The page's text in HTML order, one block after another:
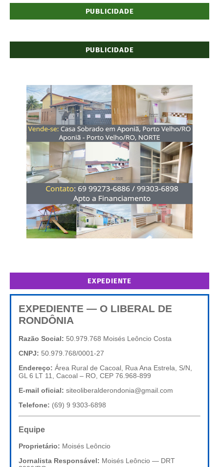
PUBLICIDADE
PUBLICIDADE
EXPEDIENTE
EXPEDIENTE — O LIBERAL DE
RONDÔNIA
Razão Social: 50.979.768 Moisés Leôncio Costa
CNPJ: 50.979.768/0001-27
Endereço: Área Rural de Cacoal, Rua Ana Estrela, S/N,
GL 6 LT 11, Cacoal – RO, CEP 76.968-899
E-mail oficial: siteoliberalderondonia@gmail.com
Telefone: (69) 9 9303-6898
Equipe
Proprietário: Moisés Leôncio
Jornalista Responsável: Moisés Leôncio — DRT